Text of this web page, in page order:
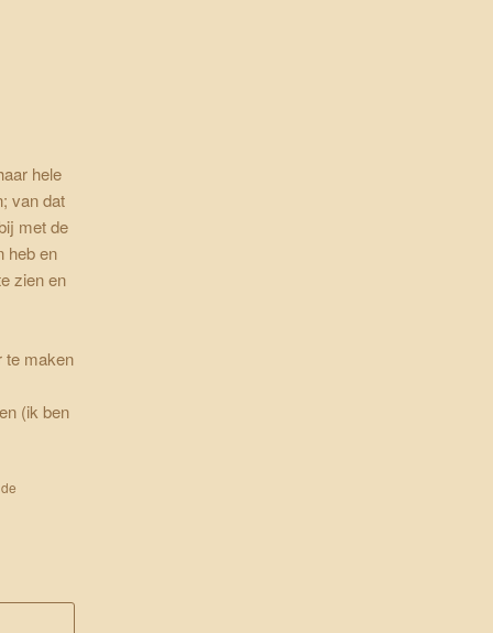
hele
van dat
met de
heb en
zien en
te maken
(ik ben